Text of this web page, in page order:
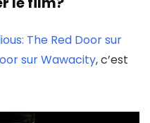
The Red Door sur
sur Wawacity, c’est